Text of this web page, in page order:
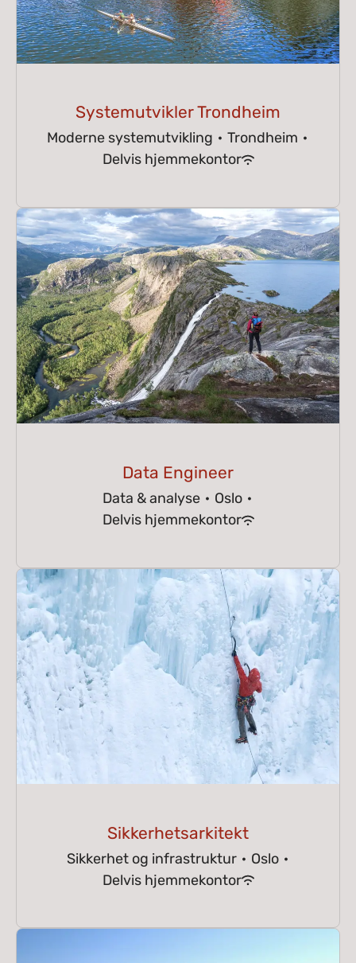
Systemutvikler Trondheim
Moderne systemutvikling · Trondheim ·
Delvis hjemmekontor
Data Engineer
Data & analyse · Oslo ·
Delvis hjemmekontor
Sikkerhetsarkitekt
Sikkerhet og infrastruktur · Oslo ·
Delvis hjemmekontor